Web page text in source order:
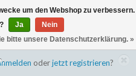
oderjetzt registrieren?
um den Webshop zu verbessern.
Ja
Nein
bitte unsere Datenschutzerklärung. »
Shop befindet sich im Aufbau
eingehalten oder erfüllt